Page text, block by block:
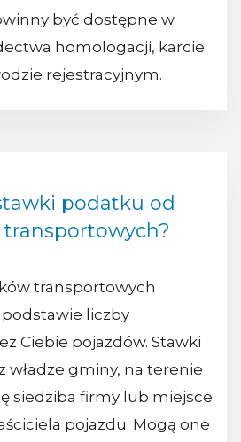
być dostępne w
homologacji, karcie
rejestracyjnym.
podatku od
transportowych
liczby
Ciebie pojazdów. Stawki
władze gminy, na terenie
siedziba firmy lub miejsce
pojazdu. Mogą one